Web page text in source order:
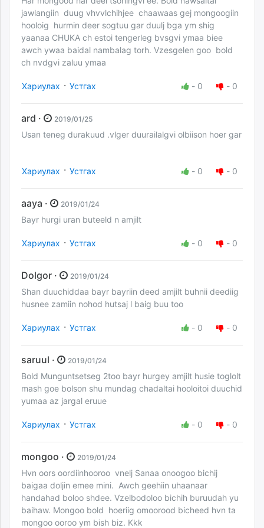
jawlangiin duug vhvvlchihjee chaawaas gej mongoogiin
hooloig hurmin deer sogtuu gar duulj bga ym shig
yaanaa CHUKA ch estoi tengerleg bvsgvi ymaa biee
awch ywaa baidal nambalag torh. Vzesgelen goo bold
ch nvdgvi zaluu ymaa
Хариулах · Устгах - 0 - 0
ard · 2019/01/25
Usan teneg durakuud .vlger duurailalgvi olbiison hoer gar
Хариулах · Устгах - 0 - 0
aaya · 2019/01/24
Bayr hurgi uran buteeld n amjilt
Хариулах · Устгах - 0 - 0
Dolgor · 2019/01/24
Shan duuchiddaa bayr bayriin deed amjilt buhnii deediig
husnee zamiin nohod hutsaj l baig buu too
Хариулах · Устгах - 0 - 0
saruul · 2019/01/24
Bold Munguntsetseg 2too bayr hurgey amjilt husie toglolt
mash goe bolson shu mundag chadaltai hooloitoi duuchid
yumaa az jargal eruue
Хариулах · Устгах - 0 - 0
mongoo · 2019/01/24
Hvn oors oordiinhooroo vnelj Sanaa onoogoo bichij
baigaa doljin emee mini. Awch geehiin uhaanaar
handahad boloo shdee. Vzelbodoloo bichih buruudah yu
baihaw. Mongoo bold hoeriig omoorood bicheed hvn ta
mongoo ooroo ym bish biz. Kkk